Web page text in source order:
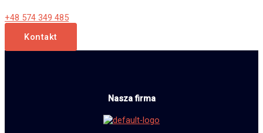
+48 574 349 485
Kontakt
Nasza firma